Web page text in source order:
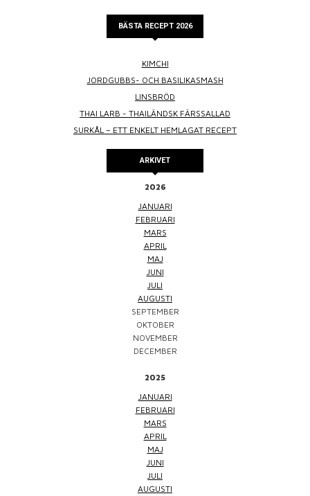
BÄSTA RECEPT 2026
KIMCHI
JORDGUBBS- OCH BASILIKASMASH
LINSBRÖD
THAI LARB - THAILÄNDSK FÄRSSALLAD
SURKÅL – ETT ENKELT HEMLAGAT RECEPT
ARKIVET
2026
JANUARI
FEBRUARI
MARS
APRIL
MAJ
JUNI
JULI
AUGUSTI
SEPTEMBER
OKTOBER
NOVEMBER
DECEMBER
2025
JANUARI
FEBRUARI
MARS
APRIL
MAJ
JUNI
JULI
AUGUSTI